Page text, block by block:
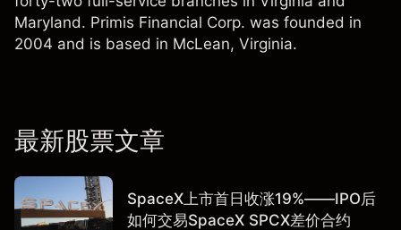
Maryland. Primis Financial Corp. was founded in
2004 and is based in McLean, Virginia.
最新股票文章
SpaceX上市首日收涨19%——IPO后
如何交易SpaceX SPCX差价合约